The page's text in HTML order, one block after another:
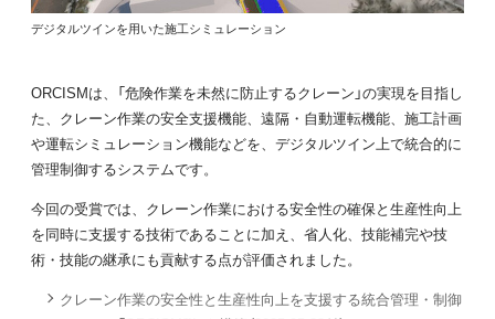
デジタルツインを用いた施工シミュレーション
ORCISMは、「危険作業を未然に防止するクレーン」の実現を目指し
た、クレーン作業の安全支援機能、遠隔・自動運転機能、施工計画
や運転シミュレーション機能などを、デジタルツイン上で統合的に
管理制御するシステムです。
今回の受賞では、クレーン作業における安全性の確保と生産性向上
を同時に支援する技術であることに加え、省人化、技能補完や技
術・技能の継承にも貢献する点が評価されました。
クレーン作業の安全性と生産性向上を支援する統合管理・制御